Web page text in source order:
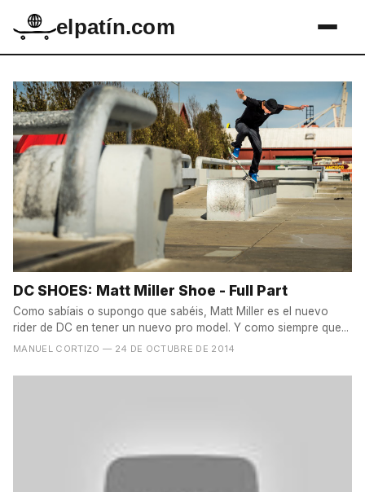
elpatín.com
DC SHOES: Matt Miller Shoe - Full Part
Como sabíais o supongo que sabéis, Matt Miller es el nuevo
rider de DC en tener un nuevo pro model. Y como siempre que...
MANUEL CORTIZO — 24 DE OCTUBRE DE 2014